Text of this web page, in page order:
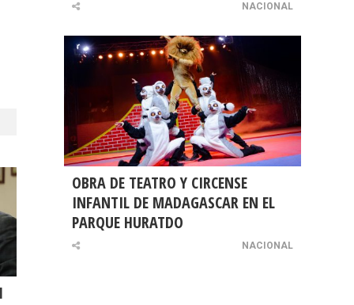
NACIONAL
OBRA DE TEATRO Y CIRCENSE
INFANTIL DE MADAGASCAR EN EL
PARQUE HURATDO
NACIONAL